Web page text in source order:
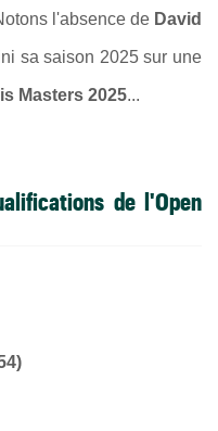
l'absence de David
sa saison 2025 sur une
Masters 2025...
de l'Open